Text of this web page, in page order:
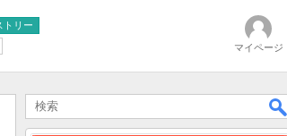
トリー
マイページ